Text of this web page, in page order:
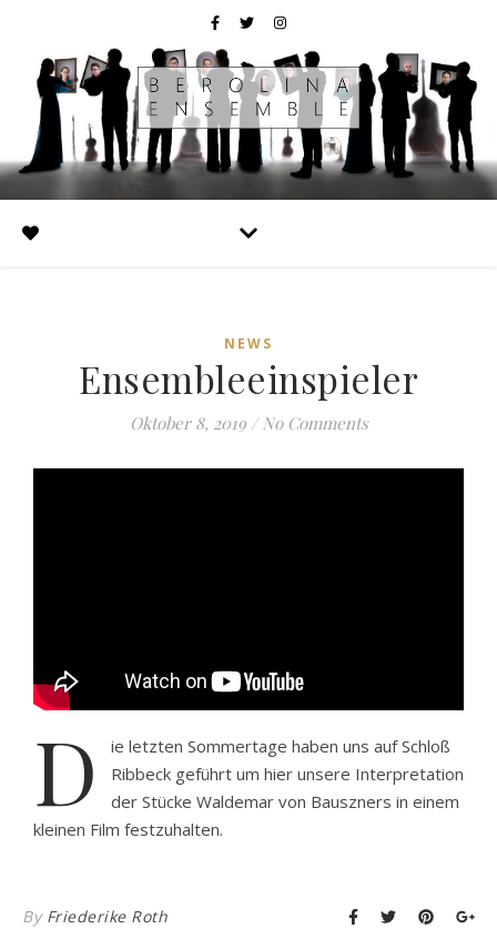
NEWS
Ensembleeinspieler
Oktober 8, 2019 / No Comments
D
ie letzten Sommertage haben uns auf Schloß
Ribbeck geführt um hier unsere Interpretation
der Stücke Waldemar von Bauszners in einem
kleinen Film festzuhalten.
By Friederike Roth